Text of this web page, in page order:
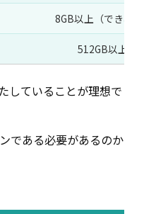
8GB以上（できれ
512GB以上の
していることが理想で
である必要があるのか